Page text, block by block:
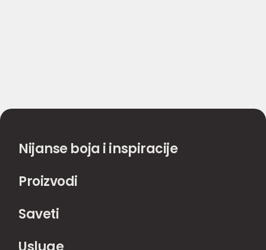
Nijanse boja i inspiracije
Proizvodi
Saveti